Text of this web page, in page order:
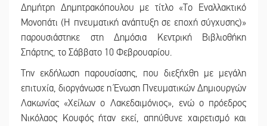
Δημήτρη Δημητρακόπουλου με τίτλο «Το Εναλλακτικό
Μονοπάτι (Η πνευματική ανάπτυξη σε εποχή σύγχυσης)»
παρουσιάστηκε στη Δημόσια Κεντρική Βιβλιοθήκη
Σπάρτης, το Σάββατο 10 Φεβρουαρίου.
Την εκδήλωση παρουσίασης, που διεξήχθη με μεγάλη
επιτυχία, διοργάνωσε η Ένωση Πνευματικών Δημιουργών
Λακωνίας «Χείλων ο Λακεδαιμόνιος», ενώ ο πρόεδρος
Νικόλαος Κουφός ήταν εκεί, απηύθυνε χαιρετισμό και